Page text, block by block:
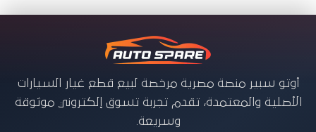
أوتو سبير منصة مصرية مرخصة لبيع قطع غيار السيارات
الأصلية والمعتمدة، تقدم تجربة تسوق إلكتروني موثوقة
وسريعة.